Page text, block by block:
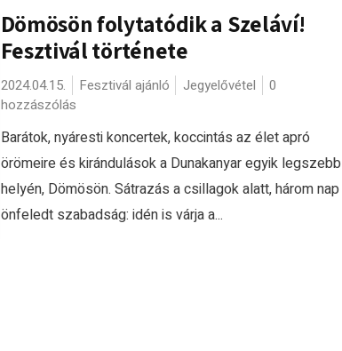
Dömösön folytatódik a Szeláví!
Fesztivál története
2024.04.15. Fesztivál ajánló Jegyelővétel
0
hozzászólás
Barátok, nyáresti koncertek, koccintás az élet apró
örömeire és kirándulások a Dunakanyar egyik legszebb
helyén, Dömösön. Sátrazás a csillagok alatt, három nap
önfeledt szabadság: idén is várja a...